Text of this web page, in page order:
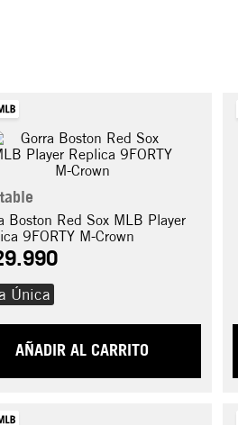
Boston Red Sox MLB Player
9FORTY M-Crown
.990
Única
AÑADIR AL CARRITO